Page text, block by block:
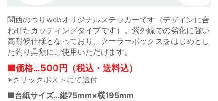
関西のつりwebオリジナルステッカーです（デザインに合
わせたカッティングタイプです）。紫外線での劣化に強い
高耐候仕様となっており、クーラーボックスをはじめとし
た釣り具類にご使用いただけます。
■価格…500円（税込・送料込）
※クリックポストにて送付
■台紙サイズ…縦75mm×横195mm